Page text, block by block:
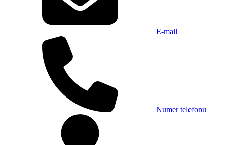
E-mail
Numer telefonu